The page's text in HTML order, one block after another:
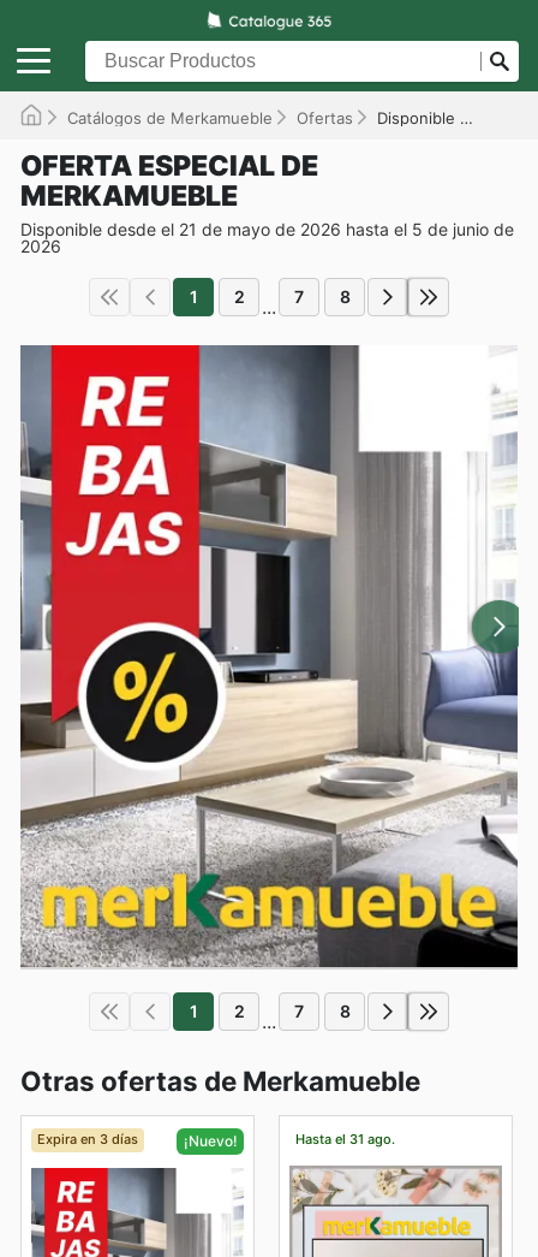
Catálogos de Merkamueble Ofertas Disponible hasta el 05/06/2026
OFERTA ESPECIAL DE
MERKAMUEBLE
Disponible desde el 21 de mayo de 2026 hasta el 5 de junio de
2026
1 2 ... 7 8
1 2 ... 7 8
Otras ofertas de Merkamueble
Expira en 3 días ¡Nuevo! Hasta el 31 ago.